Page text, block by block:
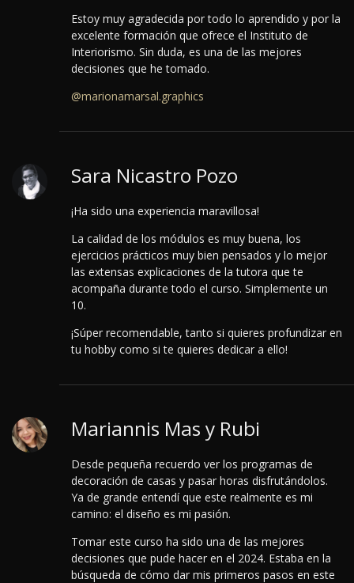
Estoy muy agradecida por todo lo aprendido y por la
excelente formación que ofrece el Instituto de
Interiorismo. Sin duda, es una de las mejores
decisiones que he tomado.
@marionamarsal.graphics
Sara Nicastro Pozo
¡Ha sido una experiencia maravillosa!
La calidad de los módulos es muy buena, los
ejercicios prácticos muy bien pensados y lo mejor
las extensas explicaciones de la tutora que te
acompaña durante todo el curso. Simplemente un
10.
¡Súper recomendable, tanto si quieres profundizar en
tu hobby como si te quieres dedicar a ello!
Mariannis Mas y Rubi
Desde pequeña recuerdo ver los programas de
decoración de casas y pasar horas disfrutándolos.
Ya de grande entendí que este realmente es mi
camino: el diseño es mi pasión.
Tomar este curso ha sido una de las mejores
decisiones que pude hacer en el 2024. Estaba en la
búsqueda de cómo dar mis primeros pasos en este